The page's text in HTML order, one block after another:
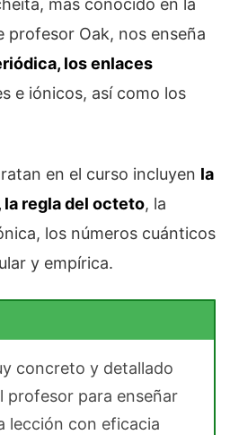
más conocido en la
profesor Oak, nos enseña
los enlaces
e iónicos, así como los
en el curso incluyen la
regla del octeto, la
los números cuánticos
y empírica.
concreto y detallado
profesor para enseñar
lección con eficacia